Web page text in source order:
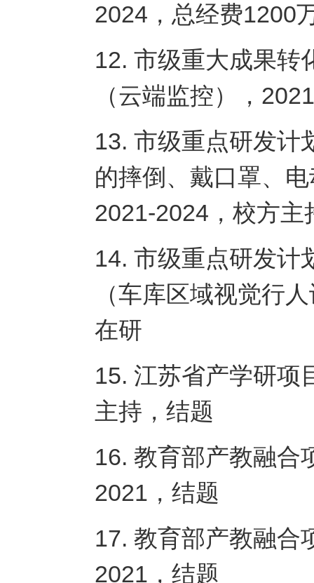
2024，总经费1200
12. 市级重大成果转
（云端监控），
13. 市级重点研发计
的摔倒、戴口罩、
2021-2024，校方主
14. 市级重点研发计
（车库区域视觉行
在研
15. 江苏省产学研项
主持，结题
16. 教育部产教融合
2021，结题
17. 教育部产教融合
2021，结题